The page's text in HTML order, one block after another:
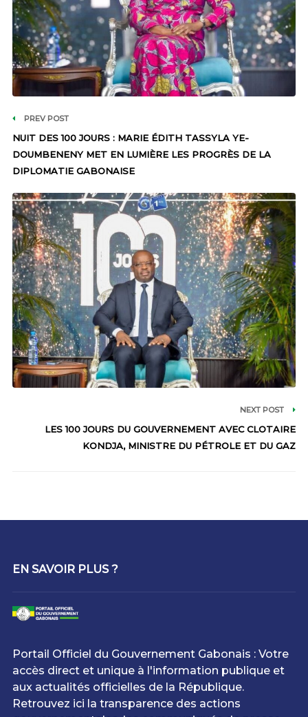
PREV POST
NUIT DES 100 JOURS : MARIE ÉDITH TASSYLA YE-
DOUMBENENY MET EN LUMIÈRE LES PROGRÈS DE LA
DIPLOMATIE GABONAISE
NEXT POST
LES 100 JOURS DU GOUVERNEMENT AVEC CLOTAIRE
KONDJA, MINISTRE DU PÉTROLE ET DU GAZ
EN SAVOIR PLUS ?
Portail Officiel du Gouvernement Gabonais : Votre
accès direct et unique à l'information publique et
aux actualités officielles de la République.
Retrouvez ici la transparence des actions